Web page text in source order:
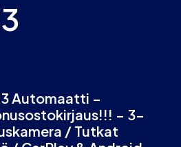
Automaatti –
– 3-
/ Tutkat